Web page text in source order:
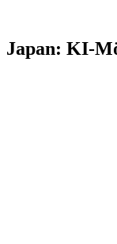
Japan: KI-